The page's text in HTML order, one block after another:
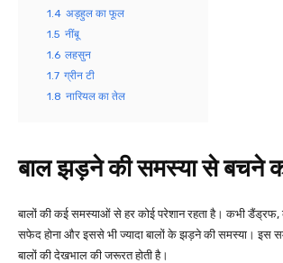
1.4 अड़हुल का फूल
1.5 नींबू
1.6 लहसुन
1.7 ग्रीन टी
1.8 नारियल का तेल
बाल झड़ने की समस्या से बचने
बालों की कई समस्याओं से हर कोई परेशान रहता है। कभी
सफेद होना और इससे भी ज्यादा बालों के झड़ने की समस्या। इस
बालों की देखभाल की जरूरत होती है।